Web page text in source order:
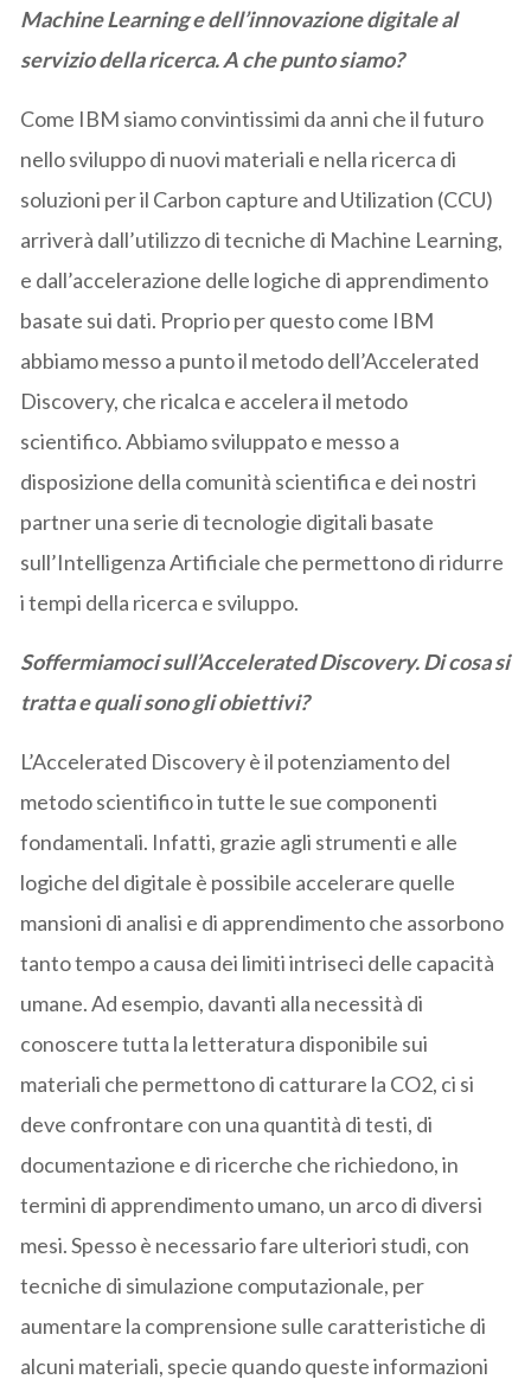
Machine Learning e dell’innovazione digitale al
servizio della ricerca. A che punto siamo?
Come IBM siamo convintissimi da anni che il futuro
nello sviluppo di nuovi materiali e nella ricerca di
soluzioni per il Carbon capture and Utilization (CCU)
arriverà dall’utilizzo di tecniche di Machine Learning,
e dall’accelerazione delle logiche di apprendimento
basate sui dati. Proprio per questo come IBM
abbiamo messo a punto il metodo dell’Accelerated
Discovery, che ricalca e accelera il metodo
scientifico. Abbiamo sviluppato e messo a
disposizione della comunità scientifica e dei nostri
partner una serie di tecnologie digitali basate
sull’Intelligenza Artificiale che permettono di ridurre
i tempi della ricerca e sviluppo.
Soffermiamoci sull’AcceleratedDiscovery. Di cosa si
tratta e quali sono gli obiettivi?
L’Accelerated Discovery è il potenziamento del
metodo scientifico in tutte le sue componenti
fondamentali. Infatti, grazie agli strumenti e alle
logiche del digitale è possibile accelerare quelle
mansioni di analisi e di apprendimento che assorbono
tanto tempo a causa dei limiti intriseci delle capacità
umane. Ad esempio, davanti alla necessità di
conoscere tutta la letteratura disponibile sui
materiali che permettono di catturare la CO2, ci si
deve confrontare con una quantità di testi, di
documentazione e di ricerche che richiedono, in
termini di apprendimento umano, un arco di diversi
mesi. Spesso è necessario fare ulteriori studi, con
tecniche di simulazione computazionale, per
aumentare la comprensione sulle caratteristiche di
alcuni materiali, specie quando queste informazioni